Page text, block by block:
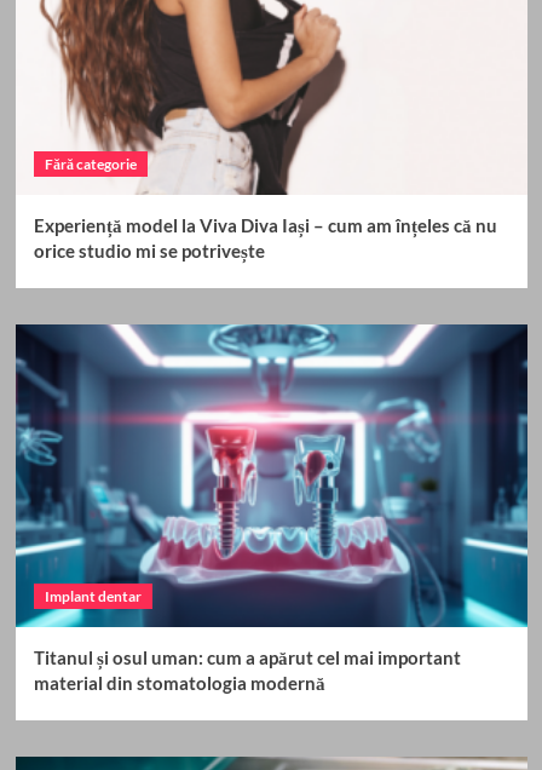
Fără categorie
Experiență model la Viva Diva Iași – cum am înțeles că nu
orice studio mi se potrivește
Implant dentar
Titanul și osul uman: cum a apărut cel mai important
material din stomatologia modernă